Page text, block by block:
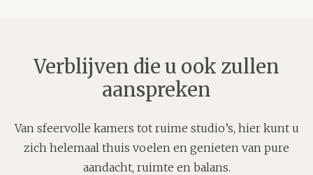
Verblijven die u ook zullen
aanspreken
Van sfeervolle kamers tot ruime studio’s, hier kunt u
zich helemaal thuis voelen en genieten van pure
aandacht, ruimte en balans.